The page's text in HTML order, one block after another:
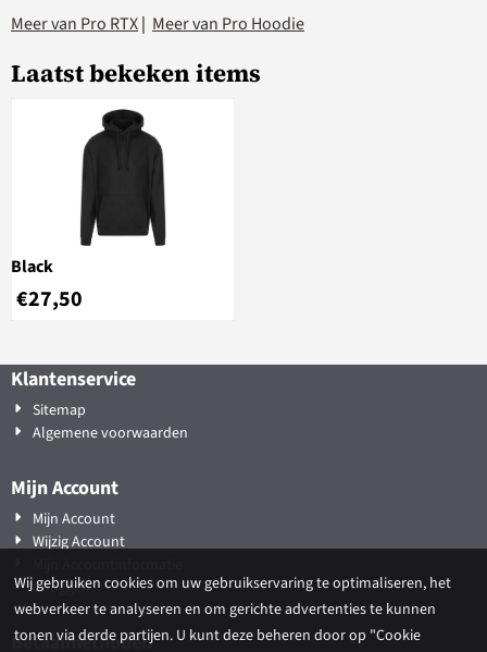
Meer van Pro RTX| Meer van Pro Hoodie
Laatst bekeken items
Black
€27,50
Klantenservice
Sitemap
Algemene voorwaarden
Mijn Account
Mijn Account
Wijzig Account
Inloggen
Betaalmethoden
Wij gebruiken cookies om uw gebruikservaring te optimaliseren, het
webverkeer te analyseren en om gerichte advertenties te kunnen
tonen via derde partijen. U kunt deze beheren door op "Cookie